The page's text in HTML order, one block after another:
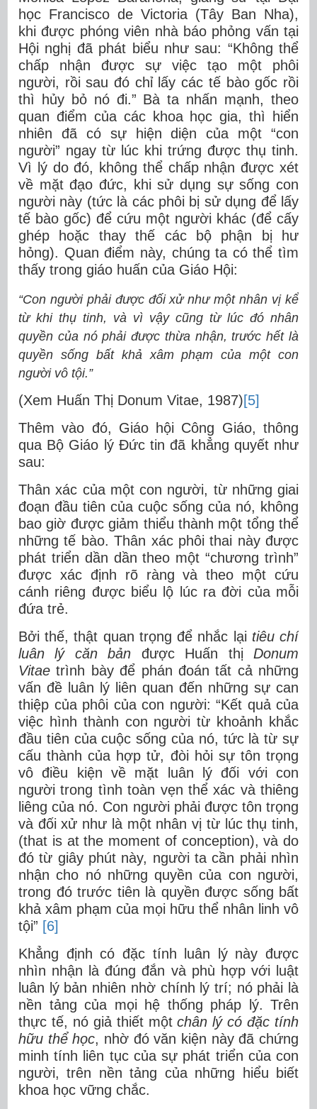
học Francisco de Victoria (Tây Ban Nha),
khi được phóng viên nhà báo phỏng vấn tại
Hội nghị đã phát biểu như sau: “Không thể
chấp nhận được sự việc tạo một phôi
người, rồi sau đó chỉ lấy các tế bào gốc rồi
thì hủy bỏ nó đi.” Bà ta nhấn mạnh, theo
quan điểm của các khoa học gia, thì hiển
nhiên đã có sự hiện diện của một “con
người” ngay từ lúc khi trứng được thụ tinh.
Vì lý do đó, không thể chấp nhận được xét
về mặt đạo đức, khi sử dụng sự sống con
người này (tức là các phôi bị sử dụng để lấy
tế bào gốc) để cứu một người khác (để cấy
ghép hoặc thay thế các bộ phận bị hư
hỏng). Quan điểm này, chúng ta có thể tìm
thấy trong giáo huấn của Giáo Hội:
“Con người phải được đối xử như một nhân vị kể
từ khi thụ tinh, và vì vậy cũng từ lúc đó nhân
quyền của nó phải được thừa nhận, trước hết là
quyền sống bất khả xâm phạm của một con
người vô tội.”
(Xem Huấn Thị Donum Vitae, 1987)[5]
Thêm vào đó, Giáo hội Công Giáo, thông
qua Bộ Giáo lý Đức tin đã khẳng quyết như
sau:
Thân xác của một con người, từ những giai
đoạn đầu tiên của cuộc sống của nó, không
bao giờ được giảm thiểu thành một tổng thể
những tế bào. Thân xác phôi thai này được
phát triển dần dần theo một “chương trình”
được xác định rõ ràng và theo một cứu
cánh riêng được biểu lộ lúc ra đời của mỗi
đứa trẻ.
Bởi thế, thật quan trọng để nhắc lại tiêu chí
luân lý căn bản được Huấn thị Donum
Vitae trình bày để phán đoán tất cả những
vấn đề luân lý liên quan đến những sự can
thiệp của phôi của con người: “Kết quả của
việc hình thành con người từ khoảnh khắc
đầu tiên của cuộc sống của nó, tức là từ sự
cấu thành của hợp tử, đòi hỏi sự tôn trọng
vô điều kiện về mặt luân lý đối với con
người trong tình toàn vẹn thể xác và thiêng
liêng của nó. Con người phải được tôn trọng
và đối xử như là một nhân vị từ lúc thụ tinh,
(that is at the moment of conception), và do
đó từ giây phút này, người ta cần phải nhìn
nhận cho nó những quyền của con người,
trong đó trước tiên là quyền được sống bất
khả xâm phạm của mọi hữu thể nhân linh vô
tội” [6]
Khẳng định có đặc tính luân lý này được
nhìn nhận là đúng đắn và phù hợp với luật
luân lý bản nhiên nhờ chính lý trí; nó phải là
nền tảng của mọi hệ thống pháp lý. Trên
thực tế, nó giả thiết mộtchân lý có đặc tính
hữu thể học, nhờ đó văn kiện này đã chứng
minh tính liên tục của sự phát triển của con
người, trên nền tảng của những hiểu biết
khoa học vững chắc.